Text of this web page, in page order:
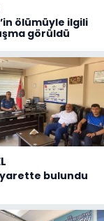
ölümüyle ilgili
görüldü
bulundu